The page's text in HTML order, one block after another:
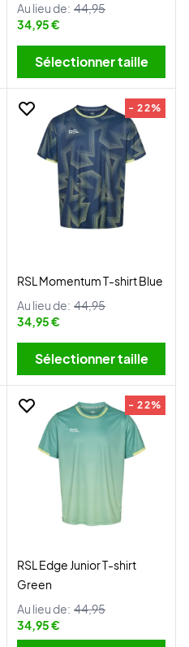
Au lieu de: 44,95
34,95 €
Sélectionner taille
- 22%
RSL Momentum T-shirt Blue
Au lieu de: 44,95
34,95 €
Sélectionner taille
- 22%
RSL Edge Junior T-shirt
Green
Au lieu de: 44,95
34,95 €